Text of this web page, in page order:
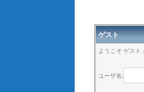
ゲスト
ようこそ ゲスト
ユーザ名: